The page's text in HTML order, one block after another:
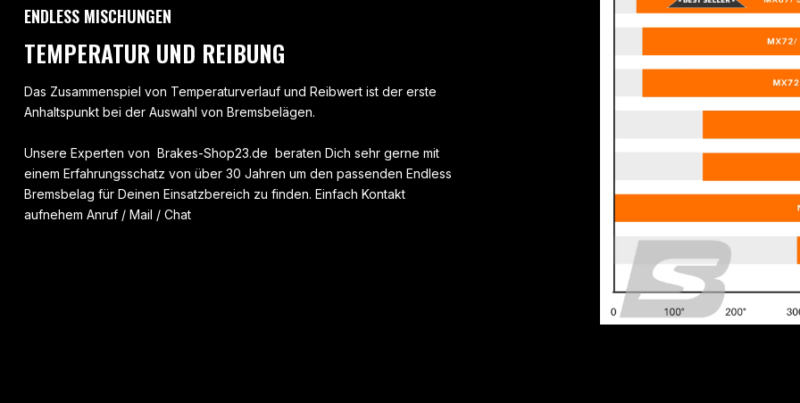
ENDLESS MISCHUNGEN
TEMPERATUR UND REIBUNG
Das Zusammenspiel von Temperaturverlauf und Reibwert ist der erste
Anhaltspunkt bei der Auswahl von Bremsbelägen.
Unsere Experten von Brakes-Shop23.de beraten Dich sehr gerne mit
einem Erfahrungsschatz von über 30 Jahren um den passenden Endless
Bremsbelag für Deinen Einsatzbereich zu finden. Einfach Kontakt
aufnehem Anruf / Mail / Chat